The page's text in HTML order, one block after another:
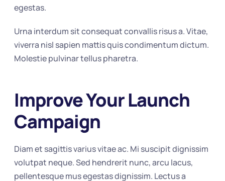
egestas.
Urna interdum sit consequat convallis risus a. Vitae,
viverra nisl sapien mattis quis condimentum dictum.
Molestie pulvinar tellus pharetra.
Improve Your Launch
Campaign
Diam et sagittis varius vitae ac. Mi suscipit dignissim
volutpat neque. Sed hendrerit nunc, arcu lacus,
pellentesque mus egestas dignissim. Lectus a